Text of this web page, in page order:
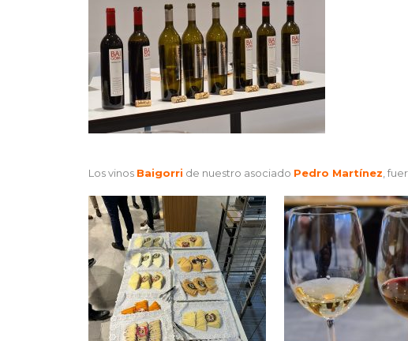
Los vinos Baigorri de nuestro asociado Pedro Martínez ,